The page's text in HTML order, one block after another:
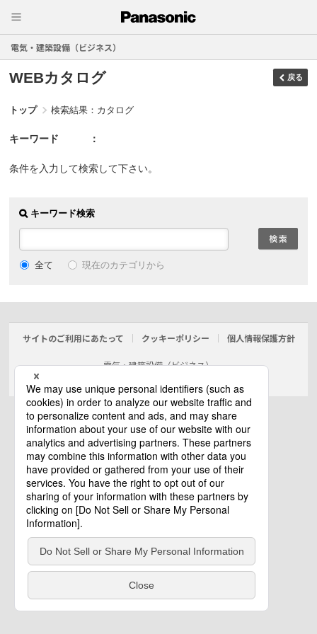
電気・建築設備（ビジネス）
WEBカタログ 戻る
トップ 検索結果：カタログ
キーワード
条件を入力して検索して下さい。
キーワード検索
全て 現在のカテゴリから
サイトのご利用にあたって クッキーポリシー 個人情報保護方針
電気・建築設備（ビジネス）